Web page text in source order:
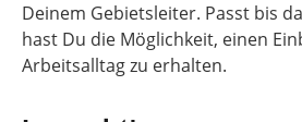
Deinem Gebietsleiter. Passt bis
hast Du die Möglichkeit, einen
Arbeitsalltag zu erhalten.